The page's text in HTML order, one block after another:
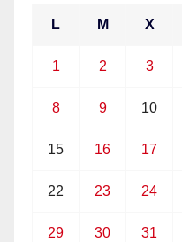
L M X
1 2 3
8 9 10
15 16 17
22 23 24
29 30 31